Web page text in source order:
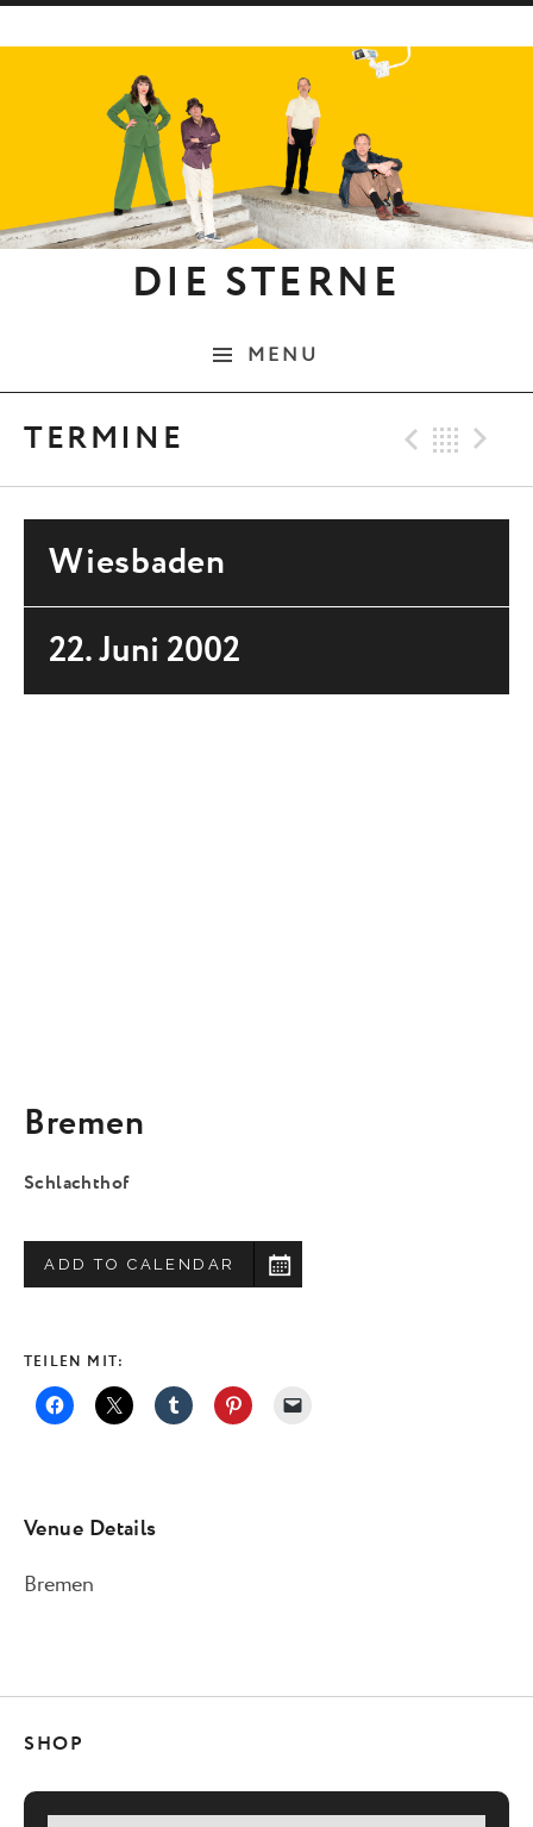
DIE STERNE
MENU
TERMINE
Wiesbaden
22. Juni 2002
Bremen
Schlachthof
ADD TO CALENDAR
TEILEN MIT:
Venue Details
Bremen
SHOP